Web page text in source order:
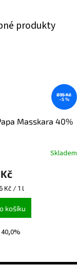
895 Kč
–5 %
Masskara 40%
Skladem
Kč / 1 l
košíku